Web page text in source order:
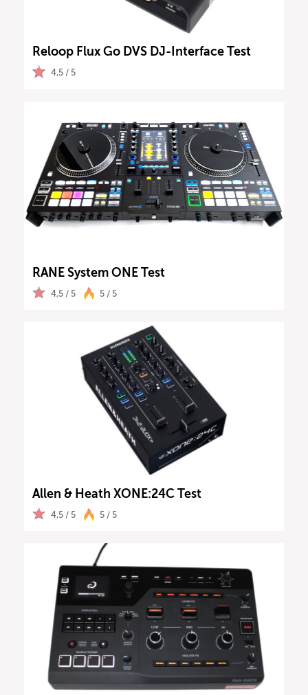
Reloop Flux Go DVS DJ-Interface Test
4,5 / 5
RANE System ONE Test
4,5 / 5 5 / 5
Allen & Heath XONE:24C Test
4,5 / 5 5 / 5